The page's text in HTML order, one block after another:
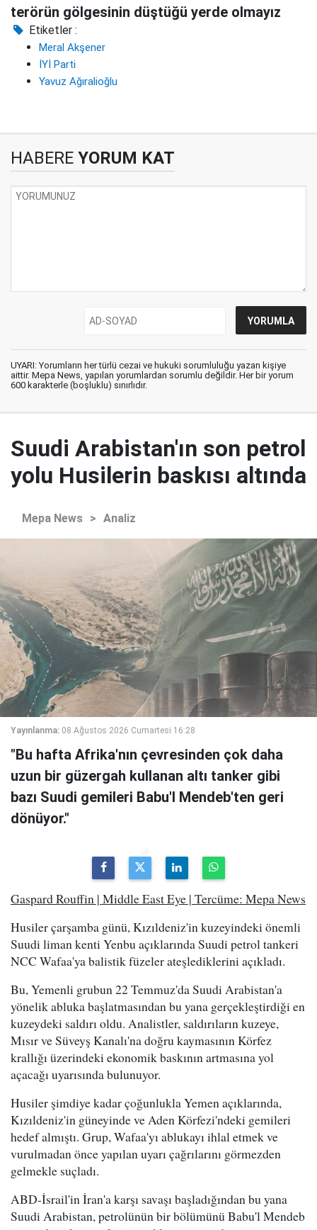
terörün gölgesinin düştüğü yerde olmayız
Etiketler :
Meral Akşener
İYİ Parti
Yavuz Ağıralioğlu
HABERE YORUM KAT
UYARI: Yorumların her türlü cezai ve hukuki sorumluluğu yazan kişiye
aittir. Mepa News, yapılan yorumlardan sorumlu değildir. Her bir yorum
600 karakterle (boşluklu) sınırlıdır.
Suudi Arabistan'ın son petrol
yolu Husilerin baskısı altında
Mepa News > Analiz
Yayınlanma: 08 Ağustos 2026 Cumartesi 16:28
"Bu hafta Afrika'nın çevresinden çok daha
uzun bir güzergah kullanan altı tanker gibi
bazı Suudi gemileri Babu'l Mendeb'ten geri
dönüyor."
Gaspard Rouffin | Middle East Eye | Tercüme: Mepa News
Husiler çarşamba günü, Kızıldeniz'in kuzeyindeki önemli
Suudi liman kenti Yenbu açıklarında Suudi petrol tankeri
NCC Wafaa'ya balistik füzeler ateşlediklerini açıkladı.
Bu, Yemenli grubun 22 Temmuz'da Suudi Arabistan'a
yönelik abluka başlatmasından bu yana gerçekleştirdiği en
kuzeydeki saldırı oldu. Analistler, saldırıların kuzeye,
Mısır ve Süveyş Kanalı'na doğru kaymasının Körfez
krallığı üzerindeki ekonomik baskının artmasına yol
açacağı uyarısında bulunuyor.
Husiler şimdiye kadar çoğunlukla Yemen açıklarında,
Kızıldeniz'in güneyinde ve Aden Körfezi'ndeki gemileri
hedef almıştı. Grup, Wafaa'yı ablukayı ihlal etmek ve
vurulmadan önce yapılan uyarı çağrılarını görmezden
gelmekle suçladı.
ABD-İsrail'in İran'a karşı savaşı başladığından bu yana
Suudi Arabistan, petrolünün bir bölümünü Babu'l Mendeb